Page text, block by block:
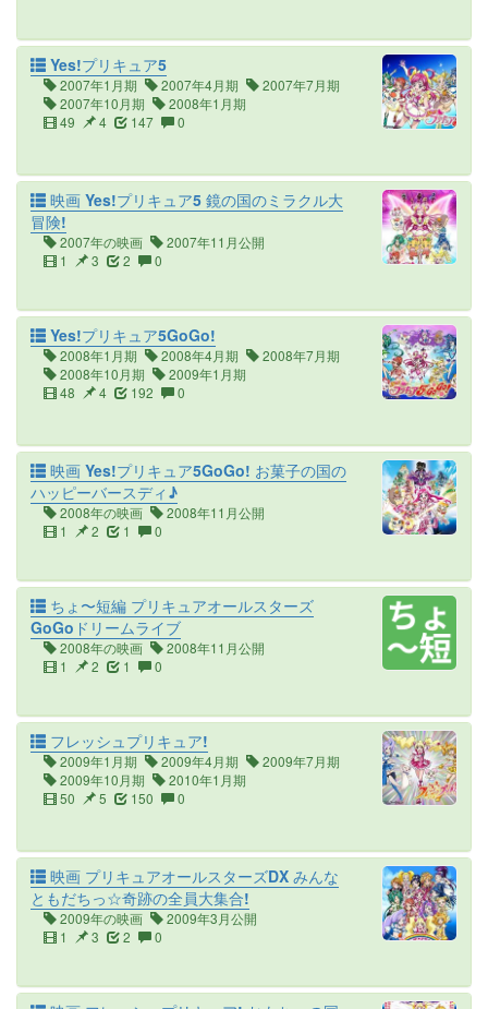
Yes!プリキュア5
2007年1月期 2007年4月期
2007年7月期
2007年10月期
2008年1月期
49
4 147 0
映画 Yes!プリキュア5 鏡の国のミラクル大
冒険!
2007年の映画
2007年11月公開
1
3 2 0
Yes!プリキュア5GoGo!
2008年1月期 2008年4月期
2008年7月期
2008年10月期
2009年1月期
48
4 192 0
映画 Yes!プリキュア5GoGo! お菓子の国の
ハッピーバースディ♪
2008年の映画
2008年11月公開
1
2 1 0
ちょ〜短編 プリキュアオールスターズ
GoGoドリームライブ
2008年の映画
2008年11月公開
1
2 1 0
フレッシュプリキュア!
2009年1月期 2009年4月期
2009年7月期
2009年10月期
2010年1月期
50
5 150 0
映画 プリキュアオールスターズDX みんな
ともだちっ☆奇跡の全員大集合!
2009年の映画
2009年3月公開
1
3 2 0